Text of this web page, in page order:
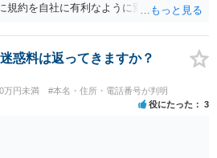
規約を自社に有利なように変更し、それ
。
惑料は返ってきますか？
万円未満 #本名・住所・電話番号が判明
役にたった 3